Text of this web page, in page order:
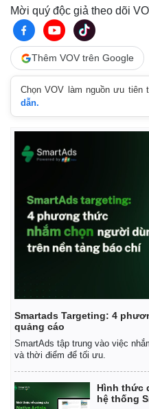
Kinh tế
Bất động sản
Khởi nghiệp
Mời quý độc giả theo dõi
Thêm VOV trên Google
Chọn VOV làm nguồn ưu tiên
dẫn.
Smartads Targeting: 4
quảng cáo
SmartAds tập trung vào việc
và thời điểm để tối ưu.
Hình thức
hệ thống